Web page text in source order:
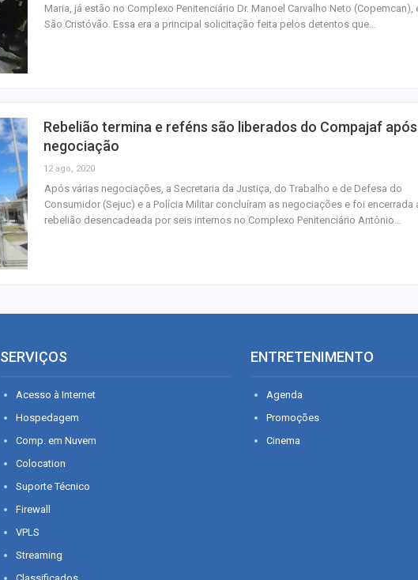
Maria, já estão no Complexo Penitenciário Dr. Manoel Carvalho Neto (Copemcan),
São Cristóvão. Essa era a principal solicitação feita pelos detentos que…
Rebelião termina e reféns são liberados do Compajaf após
negociação
12 ago, 2020
Após várias negociações, a Secretaria da Justiça, do Trabalho e de Defesa do
Consumidor (Sejuc) e a Polícia Militar concluíram as negociações e foi encerrada
rebelião desencadeada por seis internos no Complexo Penitenciário Antônio…
SERVIÇOS
Acesso à Internet
Hospedagem
Comp. em Nuvem
Colocation
Suporte Técnico
Firewall
VPLS
Streaming
ENTRETENIMENTO
Agenda
Promoções
Cinema